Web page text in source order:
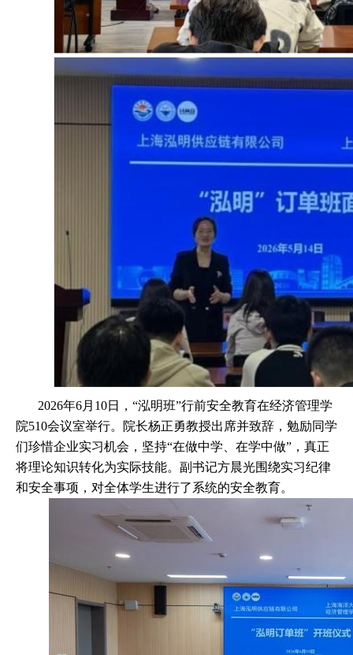
2026年6月 10日，“泓明班”行前安全教育在经济管理学
院510会议室举行。院长杨正勇教授出席并致辞，勉励同学
们珍惜企业实习机会，坚持“在做中学、在学中做”，真正
将理论知识转化为实际技能。副书记方晨光围绕实习纪律
和安全事项，对全体学生进行了系统的安全教育。